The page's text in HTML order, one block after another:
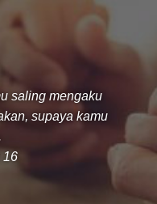
saling mengaku
supaya kamu
16